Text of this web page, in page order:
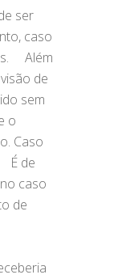
ser
caso
⠀ Além
de
sem
o
Caso
É de
caso
de